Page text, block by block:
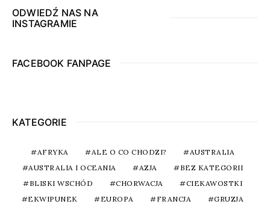
ODWIEDŹ NAS NA
INSTAGRAMIE
FACEBOOK FANPAGE
KATEGORIE
AFRYKA ALE O CO CHODZI?
AUSTRALIA
AUSTRALIA I OCEANIA
AZJA
BEZ KATEGORII
BLISKI WSCHÓD
CHORWACJA
CIEKAWOSTKI
EKWIPUNEK
EUROPA FRANCJA
GRUZJA